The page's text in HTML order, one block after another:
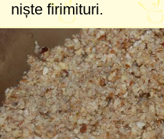
niște firimituri.